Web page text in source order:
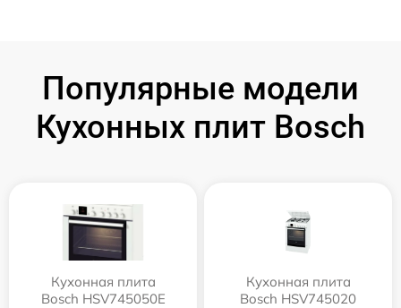
Популярные модели
Кухонных плит Bosch
Кухонная плита
Bosch HSV745050E
Кухонная плита
Bosch HSV745020